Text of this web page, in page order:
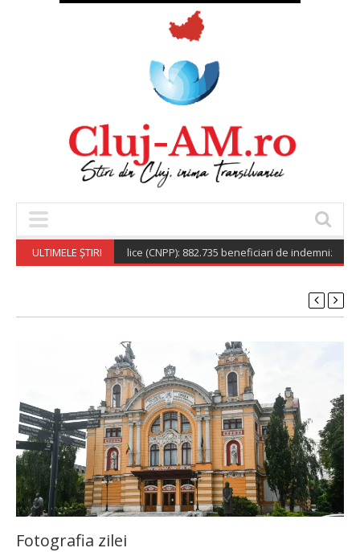
ULTIMELE ȘTIRI
de Pensii Publice (CNPP): 882.735 beneficiari de indemnizație
Fotografia zilei